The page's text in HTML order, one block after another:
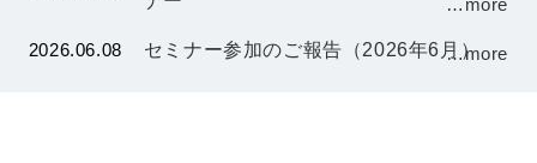
…more
2026.06.08 セミナー参加のご報告（2026年6月）
…more